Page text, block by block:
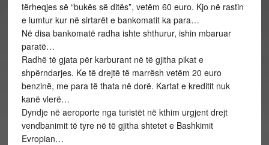
tërheqjes së “bukës së ditës”, vetëm 60 euro. Kjo në rastin
e lumtur kur në sirtarët e bankomatit ka para…
Në disa bankomatë radha ishte shthurur, ishin mbaruar
paratë…
Radhë të gjata për karburant në të gjitha pikat e
shpërndarjes. Ke të drejtë të marrësh vetëm 20 euro
benzinë, me para të thata në dorë. Kartat e kreditit nuk
kanë vlerë…
Dyndje në aeroporte nga turistët në kthim urgjent drejt
vendbanimit të tyre në të gjitha shtetet e Bashkimit
Evropian…